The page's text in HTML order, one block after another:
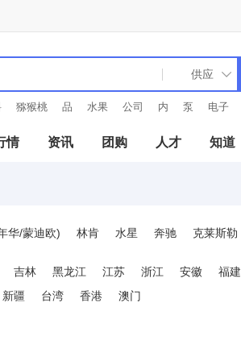
猕猴桃 品 水果 公司 内 泵 电子
情 资讯 团购 人才 知道
华/蒙迪欧) 林肯 水星 奔驰 克莱斯勒
吉林 黑龙江 江苏 浙江 安徽 福建
新疆 台湾 香港 澳门